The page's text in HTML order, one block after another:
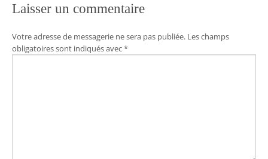
Laisser un commentaire
Votre adresse de messagerie ne sera pas publiée. Les champs
obligatoires sont indiqués avec*